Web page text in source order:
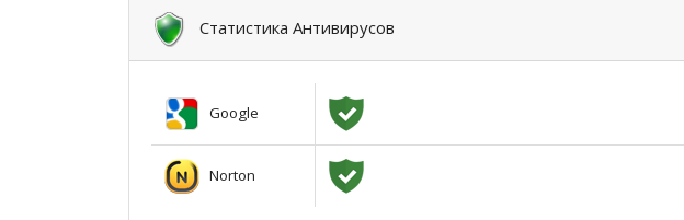
Статистика Антивирусов
Google
Norton